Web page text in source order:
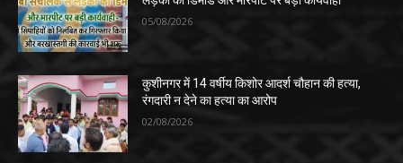
05/08/2026
कुशीनगर में 14 वर्षीय किशोर आदर्श चौहान की हत्या,
रंगदारी न देने का हत्या का आरोप
02/08/2026